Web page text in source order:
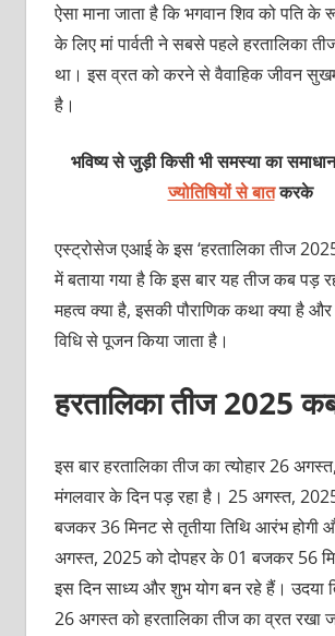
ऐसा माना जाता है कि भगवान शिव को पति के
के लिए मां पार्वती ने सबसे पहले हरतालिका
था। इस व्रत को करने से वैवाहिक जीवन
है।
भविष्य से जुड़ी किसी भी समस्या का
ज्योतिषियों से बातकरके
एस्‍ट्रोसेज एआई के इस ‘हरतालिका तीज
में बताया गया है कि इस बार यह तीज कब पड़
महत्‍व क्‍या है, इसकी पौराणिक कथा क्‍या है
विधि से पूजन किया जाता है।
हरतालिका तीज 2025
इस बार हरतालिका तीज का त्‍योहार 26
मंगलवार के दिन पड़ रहा है। 25 अगस्‍त,
बजकर 36 मिनट से तृतीया तिथि आरंभ होगी
अगस्‍त, 2025 को दोपहर के 01 बजकर 56
इस दिन साध्‍य और शुभ योग बन रहे हैं। उदया
26 अगस्‍त को हरतालिका तीज का व्रत रखा